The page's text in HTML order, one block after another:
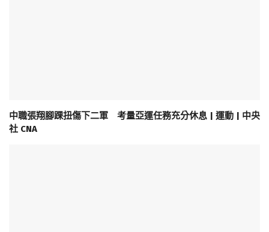
中職張翔腳踝扭傷下二軍 考量亞運任務充分休息 | 運動 | 中央
社 CNA